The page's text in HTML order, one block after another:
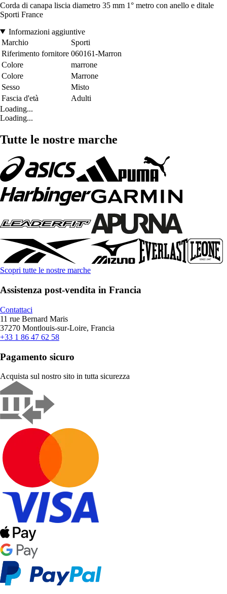
Corda di canapa liscia diametro 35 mm 1° metro con anello e ditale
Sporti France
Informazioni aggiuntive
Marchio
Sporti
Riferimento fornitore 060161-Marron
Colore
marrone
Colore
Marrone
Sesso
Misto
Fascia d'età
Adulti
Loading...
Loading...
Tutte le nostre marche
Scopri tutte le nostre marche
Assistenza post-vendita in Francia
Contattaci
11 rue Bernard Maris
37270 Montlouis-sur-Loire, Francia
+33 1 86 47 62 58
Pagamento sicuro
Acquista sul nostro sito in tutta sicurezza